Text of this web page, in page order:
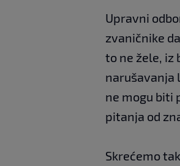
Upravni
zvaničnike
to ne žele, iz
narušavanja
ne mogu biti
pitanja od
Skrećemo